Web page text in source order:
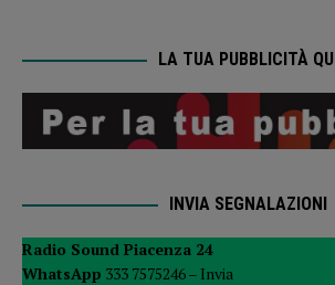
LA TUA PUBBLICITÀ QUI
INVIA SEGNALAZIONI
Radio Sound Piacenza 24
WhatsApp 333 7575246 – Invia